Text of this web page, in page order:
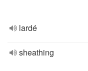
lardé
sheathing